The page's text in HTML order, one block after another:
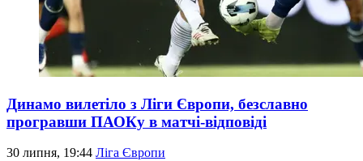
Динамо вилетіло з Ліги Європи, безславно
програвши ПАОКу в матчі-відповіді
30 липня, 19:44 Ліга Європи